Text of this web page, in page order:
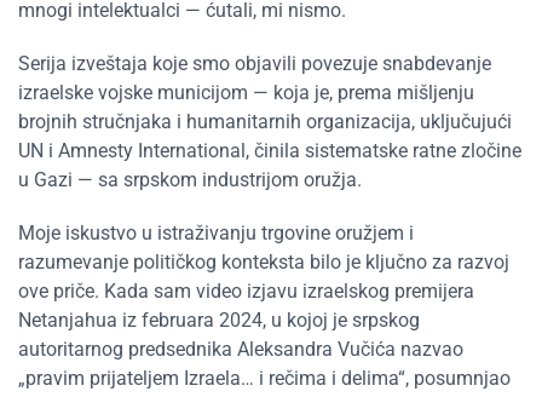
mnogi intelektualci — ćutali, mi nismo.
Serija izveštaja koje smo objavili povezuje snabdevanje
izraelske vojske municijom — koja je, prema mišljenju
brojnih stručnjaka i humanitarnih organizacija, uključujući
UN i Amnesty International, činila sistematske ratne zločine
u Gazi — sa srpskom industrijom oružja.
Moje iskustvo u istraživanju trgovine oružjem i
razumevanje političkog konteksta bilo je ključno za razvoj
ove priče. Kada sam video izjavu izraelskog premijera
Netanjahua iz februara 2024, u kojoj je srpskog
autoritarnog predsednika Aleksandra Vučića nazvao
„pravim prijateljem Izraela… i rečima i delima“, posumnjao